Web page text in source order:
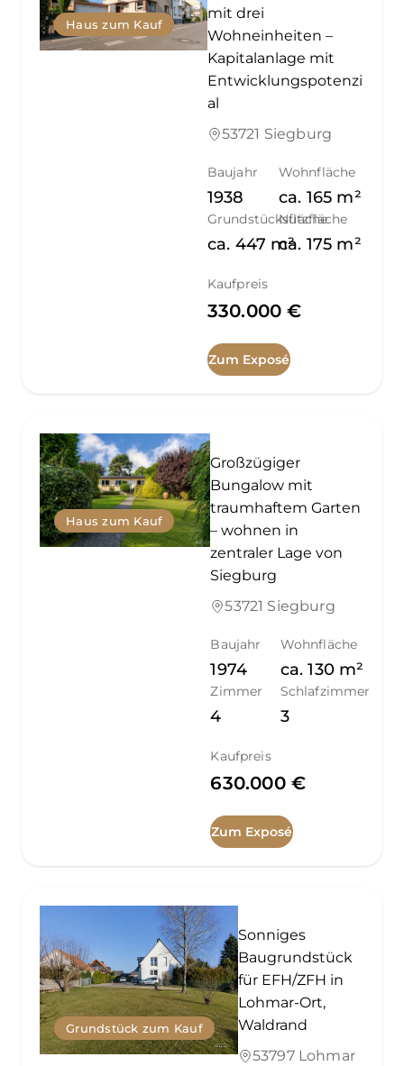
Haus zum Kauf
mit drei
Wohneinheiten –
Kapitalanlage mit
Entwicklungspotenzi
al
53721 Siegburg
Baujahr
1938
Wohnfläche
ca. 165 m²
Grundstücksfläche
ca. 447 m²
Nutzfläche
ca. 175 m²
Kaufpreis
330.000 €
Zum Exposé
Haus zum Kauf
Großzügiger
Bungalow mit
traumhaftem Garten
– wohnen in
zentraler Lage von
Siegburg
53721 Siegburg
Baujahr
1974
Wohnfläche
ca. 130 m²
Zimmer
4
Schlafzimmer
3
Kaufpreis
630.000 €
Zum Exposé
Grundstück zum Kauf
Sonniges
Baugrundstück
für EFH/ZFH in
Lohmar-Ort,
Waldrand
53797 Lohmar